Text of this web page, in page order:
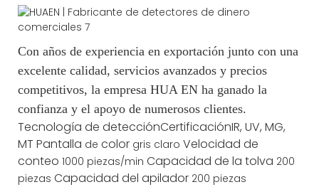
Con años de experiencia en exportación junto con una
excelente calidad, servicios avanzados y precios
competitivos, la empresa HUA EN ha ganado la
confianza y el apoyo de numerosos clientes.
Tecnología de detecciónCertificaciónIR, UV, MG,
MT Pantalla de color gris claro Velocidad de
conteo 1000 piezas/min Capacidad de la tolva 200
piezas Capacidad del apilador 200 piezas